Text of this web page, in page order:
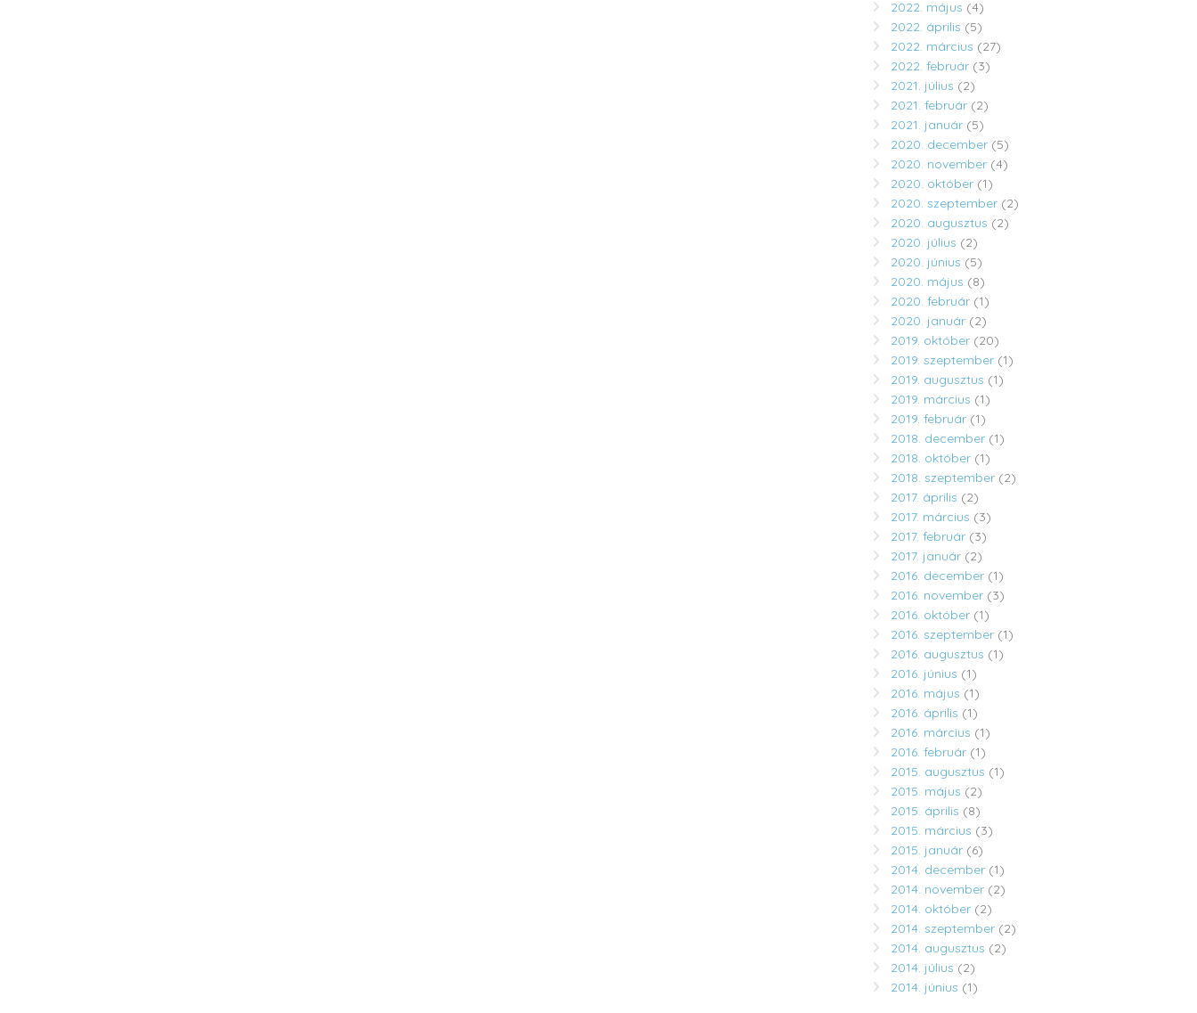
2022. május (4)
2022. április (5)
2022. március (27)
2022. február(3)
2021. július (2)
2021. február(2)
2021. január(5)
2020. december(5)
2020. november(4)
2020. október(1)
2020. szeptember(2)
2020. augusztus (2)
2020. július (2)
2020. június (5)
2020. május (8)
2020. február(1)
2020. január(2)
2019. október(20)
2019. szeptember(1)
2019. augusztus (1)
2019. március (1)
2019. február(1)
2018. december(1)
2018. október(1)
2018. szeptember(2)
2017. április (2)
2017. március (3)
2017. február(3)
2017. január(2)
2016. december(1)
2016. november(3)
2016. október(1)
2016. szeptember(1)
2016. augusztus (1)
2016. június (1)
2016. május (1)
2016. április (1)
2016. március (1)
2016. február(1)
2015. augusztus (1)
2015. május (2)
2015. április (8)
2015. március (3)
2015. január(6)
2014. december(1)
2014. november(2)
2014. október(2)
2014. szeptember(2)
2014. augusztus (2)
2014. július (2)
2014. június (1)